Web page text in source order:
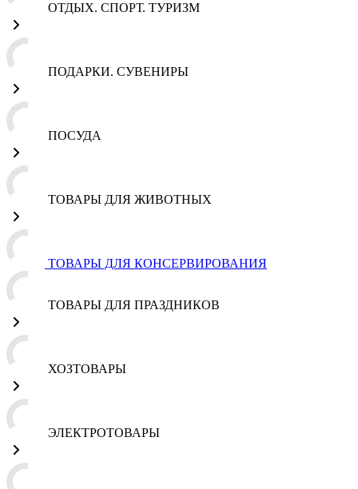
ОТДЫХ. СПОРТ. ТУРИЗМ
ПОДАРКИ. СУВЕНИРЫ
ПОСУДА
ТОВАРЫ ДЛЯ ЖИВОТНЫХ
ТОВАРЫ ДЛЯ КОНСЕРВИРОВАНИЯ
ТОВАРЫ ДЛЯ ПРАЗДНИКОВ
ХОЗТОВАРЫ
ЭЛЕКТРОТОВАРЫ